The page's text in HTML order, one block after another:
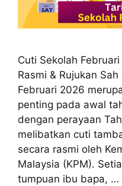
Cuti Sekolah
Rasmi & Rujukan
Februari 2026
penting pada awal
dengan perayaan
melibatkan cuti
secara rasmi oleh
Malaysia (KPM).
tumpuan ibu bapa, …